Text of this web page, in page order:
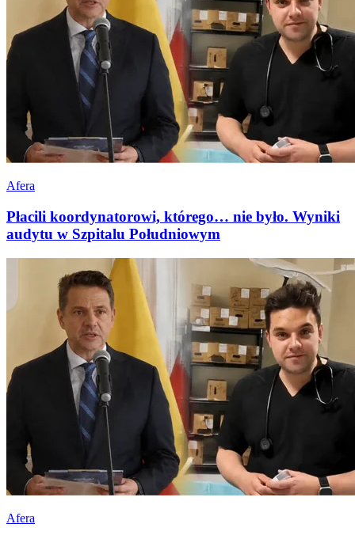
Afera
Płacili koordynatorowi, którego… nie było. Wyniki
audytu w Szpitalu Południowym
Afera